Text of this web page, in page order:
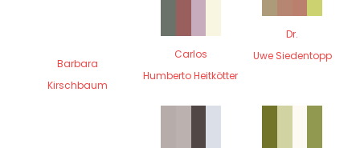
Barbara
Kirschbaum
Carlos
Humberto Heitkötter
Dr.
Uwe Siedentopp